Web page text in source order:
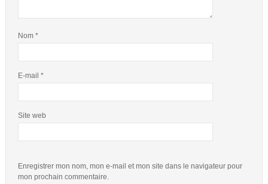
Nom *
E-mail *
Site web
Enregistrer mon nom, mon e-mail et mon site dans le navigateur pour
mon prochain commentaire.